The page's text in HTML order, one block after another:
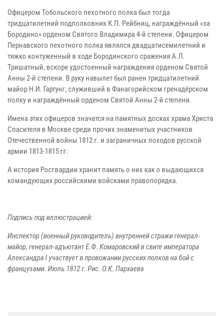
Офицером Тобольского пехотного полка был тогда
тридцатилетний подполковник К.П. Рейбниц, награждённый «за
Бородино» орденом Святого Владимира 4-й степени. Офицером
Пернавского пехотного полка являлся двадцатисемилетний и
тяжко контуженный в ходе Бородинского сражения А.Л.
Тришатный, вскоре удостоенный награждения орденом Святой
Анны 2-й степени. В руку навылет был ранен тридцатилетний
майор Н.И. Гартунг, служивший в Фанагорийском гренадёрском
полку и награждённый орденом Святой Анны 2-й степени.
Имена этих офицеров значатся на памятных досках храма Христа
Спасителя в Москве среди прочих знаменитых участников
Отечественной войны 1812 г. и заграничных походов русской
армии 1813-1815 гг.
А история Росгвардии хранит память о них как о выдающихся
командующих российскими войсками правопорядка.
Подпись под иллюстрацией:
Инспектор (военный руководитель) внутренней стражи генерал-
майор, генерал-адъютант Е.Ф. Комаровский в свите императора
Александра I участвует в провожании русских полков на бой с
французами. Июль 1812 г. Рис. О.К. Пархаева